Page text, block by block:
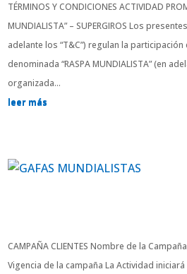
TÉRMINOS Y CONDICIONES ACTIVIDAD
MUNDIALISTA” – SUPERGIROS Los
adelante los “T&C”) regulan la
denominada “RASPA MUNDIALISTA” (en
organizada...
leer más
CAMPAÑA CLIENTES Nombre de la
Vigencia de la campaña La Actividad iniciará